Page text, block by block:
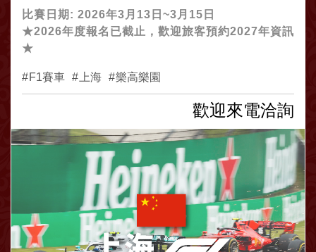
比賽日期: 2026年3月13日~3月15日
★2026年度報名已截止，歡迎旅客預約2027年資訊
★
F1賽車 上海 樂高樂園
歡迎來電洽詢